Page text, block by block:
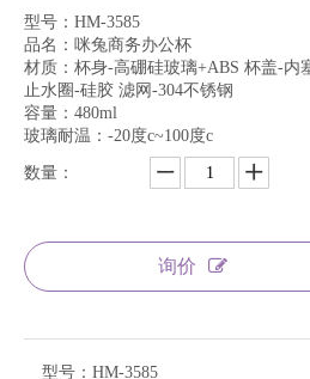
型号：HM-3585
品名：咪兔商务办公杯
材质：杯身-高硼硅玻璃+ABS 杯盖-内
止水圈-硅胶 滤网-304不锈钢
容量：480ml
玻璃耐温：-20度c~100度c
数量：
询价
型号： HM-3585